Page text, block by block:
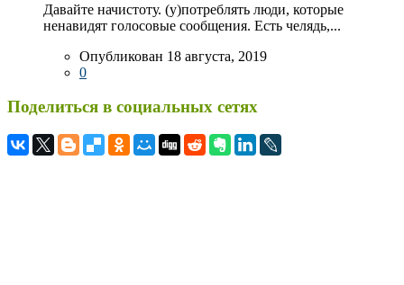
Давайте начистоту. (у)потреблять люди, которые
ненавидят голосовые сообщения. Есть челядь,...
Опубликован 18 августа, 2019
0
Поделиться в социальных сетях